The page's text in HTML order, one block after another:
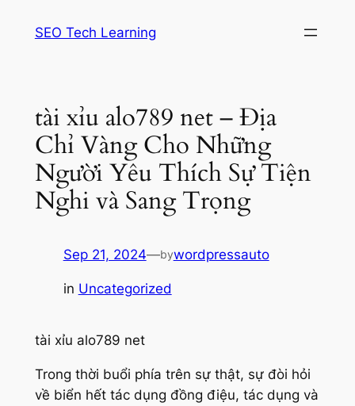
SEO Tech Learning
tài xỉu alo789 net – Địa
Chỉ Vàng Cho Những
Người Yêu Thích Sự Tiện
Nghi và Sang Trọng
Sep 21, 2024—bywordpressauto
in Uncategorized
tài xỉu alo789 net
Trong thời buổi phía trên sự thật, sự đòi hỏi
về biển hết tác dụng đồng điệu, tác dụng và